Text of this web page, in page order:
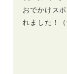
おでかけス
れました！（